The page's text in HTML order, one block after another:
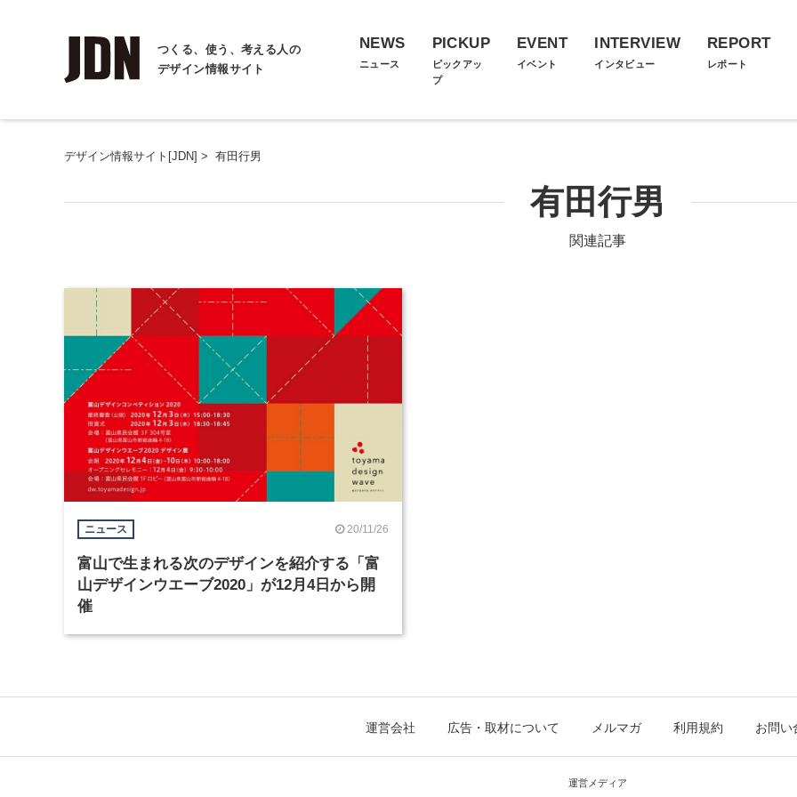
つくる、使う、考える人の
デザイン情報サイト
NEWS
ニュース
PICKUP
ピックアッ
プ
EVENT
イベント
INTERVIEW
インタビュー
REPORT
レポート
デザイン情報サイト[JDN] > 有田行男
有田行男
関連記事
ニュース 20/11/26
富山で生まれる次のデザインを紹介する「富
山デザインウエーブ2020」が12月4日から開
催
運営会社 広告・取材について メルマガ 利用規約 お問い
運営メディア